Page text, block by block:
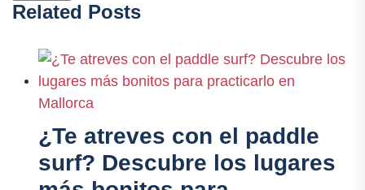
Related Posts
¿Te atreves con el paddle
surf? Descubre los lugares